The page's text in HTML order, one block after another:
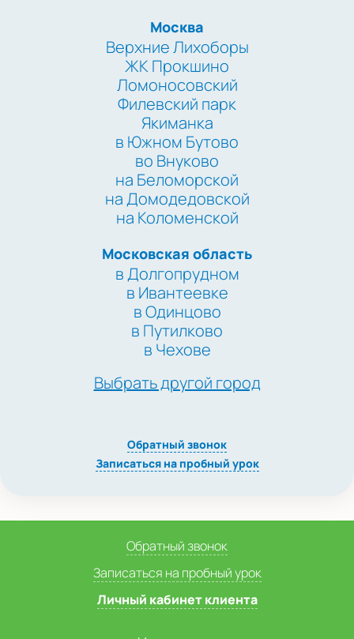
Москва
Верхние Лихоборы
ЖК Прокшино
Ломоносовский
Филевский парк
Якиманка
в Южном Бутово
во Внуково
на Беломорской
на Домодедовской
на Коломенской
Московская область
в Долгопрудном
в Ивантеевке
в Одинцово
в Путилково
в Чехове
Выбрать другой город
Обратный звонок
Записаться на пробный урок
Обратный звонок
Записаться на пробный урок
Личный кабинет клиента